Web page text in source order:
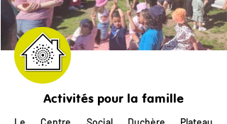
Activités pour la famille